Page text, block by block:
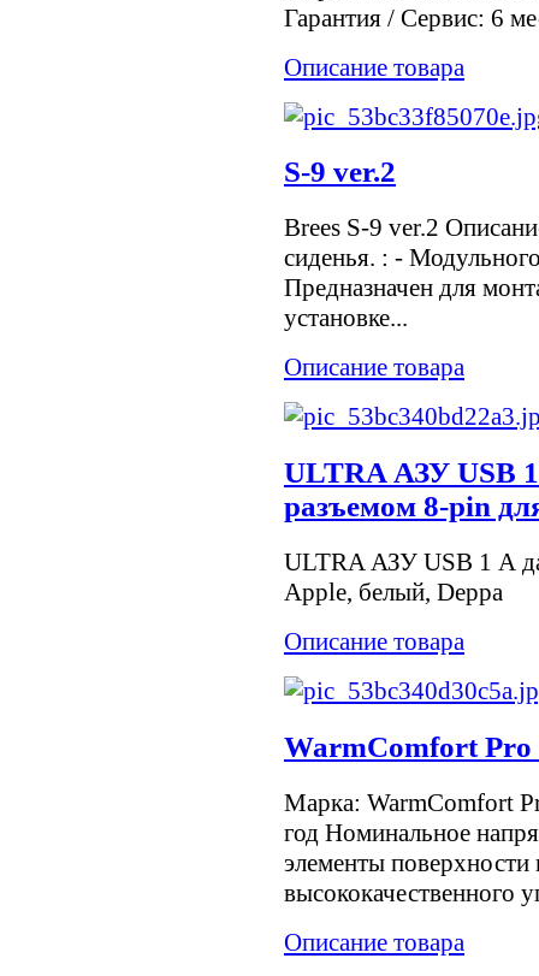
Гарантия / Сервис: 6
Описание товара
S-9 ver.2
Brees S-9 ver.2
сиденья. : -
Предназначен для
установке...
Описание товара
ULTRA АЗУ USB
разъемом 8-pin
ULTRA АЗУ USB 1 А
Apple, белый, Deppa
Описание товара
WarmComfort Pro
Марка: WarmComfort
год Номинальное
элементы поверхности
высококачественного
Описание товара